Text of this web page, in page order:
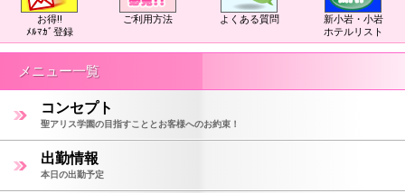
お得!!
ﾒﾙﾏｶﾞ登録
ご利用方法 よくある質問
新小岩・小岩
ホテルリスト
メニュー一覧
コンセプト
聖アリス学園の目指すこととお客様へのお約束！
出勤情報
本日の出勤予定